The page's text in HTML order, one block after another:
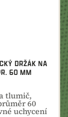
DRŽÁK NA
60 MM
tlumič,
60
uchycení